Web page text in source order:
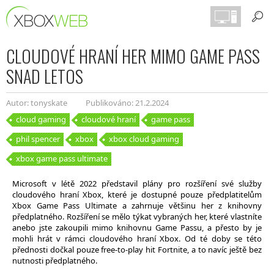
CLOUDOVÉ HRANÍ HER MIMO GAME PASS
SNAD LETOS
Autor: tonyskate
Publikováno: 21.2.2024
cloud gaming
cloudové hraní
game pass
phil spencer
xbox
xbox cloud gaming
xbox game pass ultimate
Microsoft v létě 2022 představil plány pro rozšíření své služby
cloudového hraní Xbox, které je dostupné pouze předplatitelům
Xbox Game Pass Ultimate a zahrnuje většinu her z knihovny
předplatného. Rozšíření se mělo týkat vybraných her, které vlastníte
anebo jste zakoupili mimo knihovnu Game Passu, a přesto by je
mohli hrát v rámci cloudového hraní Xbox. Od té doby se této
přednosti dočkal pouze free-to-play hit Fortnite, a to navíc ještě bez
nutnosti předplatného.